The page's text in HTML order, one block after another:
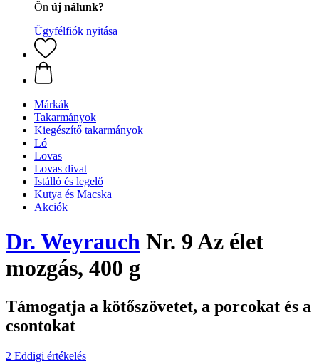
Ön új nálunk?
Ügyfélfiók nyitása
Márkák
Takarmányok
Kiegészítő takarmányok
Ló
Lovas
Lovas divat
Istálló és legelő
Kutya és Macska
Akciók
Dr. Weyrauch Nr. 9 Az élet
mozgás, 400 g
Támogatja a kötőszövetet, a porcokat és a
csontokat
2 Eddigi értékelés